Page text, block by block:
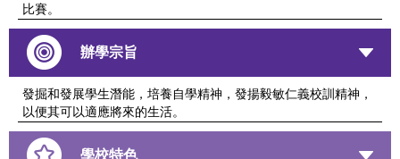
比賽。
辦學宗旨
發掘和發展學生潛能，培養自學精神，發揚毅敏仁義校訓精神，
以便其可以適應將來的生活。
學校特色